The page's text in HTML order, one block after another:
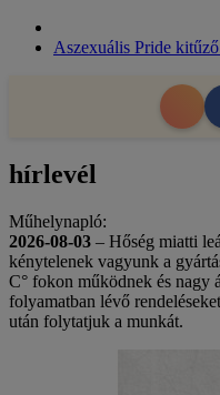
Aszexuális Pride
hírlevél
Műhelynapló:
2026-08-03 – Hőség miatti
kénytelenek vagyunk a
C° fokon működnek és nagy
folyamatban lévő
után folytatjuk a munkát.